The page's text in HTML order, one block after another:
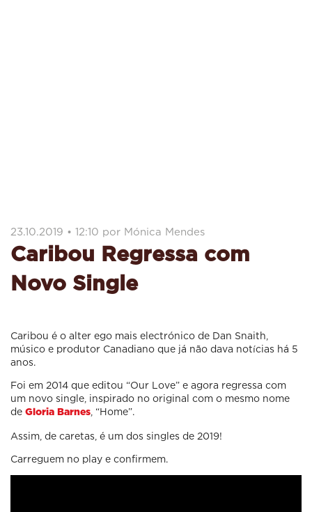
23.10.2019 • 12:10 por Mónica Mendes
Caribou Regressa com
Novo Single
Caribou é o alter ego mais electrónico de Dan Snaith,
músico e produtor Canadiano que já não dava notícias há 5
anos.
Foi em 2014 que editou “Our Love” e agora regressa com
um novo single, inspirado no original com o mesmo nome
de Gloria Barnes , “Home”.
Assim, de caretas, é um dos singles de 2019!
Carreguem no play e confirmem.